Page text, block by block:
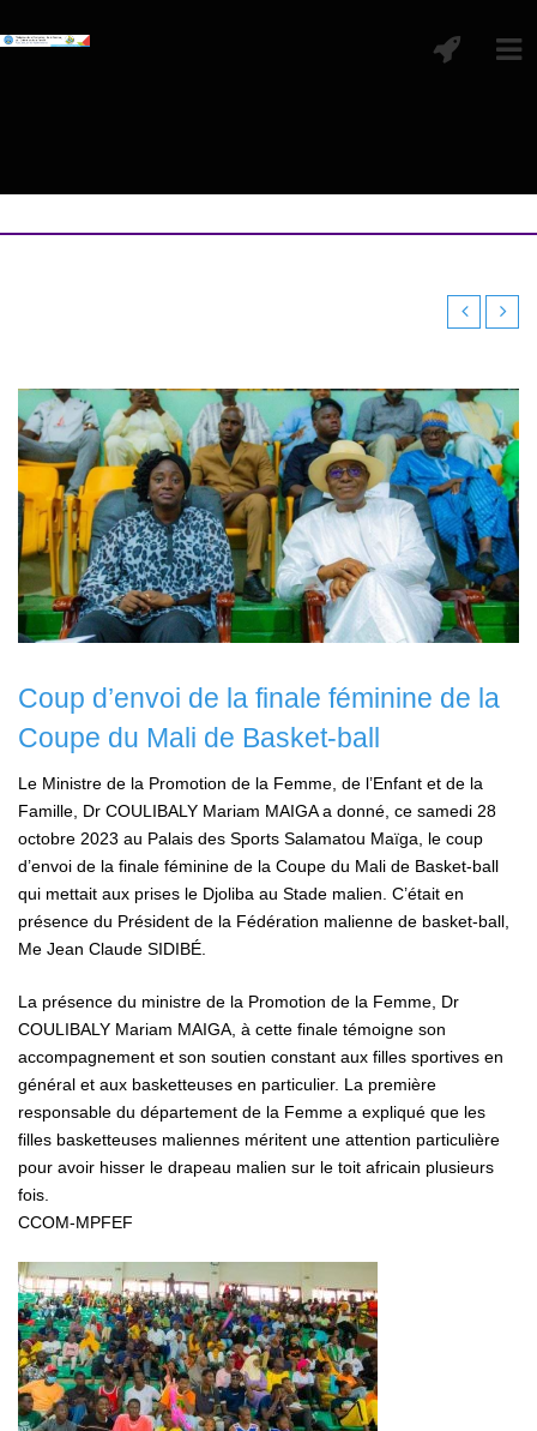
Coup d’envoi de la finale féminine de la
Coupe du Mali de Basket-ball
Le Ministre de la Promotion de la Femme, de l’Enfant et de la
Famille, Dr COULIBALY Mariam MAIGA a donné, ce samedi 28
octobre 2023 au Palais des Sports Salamatou Maïga, le coup
d’envoi de la finale féminine de la Coupe du Mali de Basket-ball
qui mettait aux prises le Djoliba au Stade malien. C’était en
présence du Président de la Fédération malienne de basket-ball,
Me Jean Claude SIDIBÉ.
La présence du ministre de la Promotion de la Femme, Dr
COULIBALY Mariam MAIGA, à cette finale témoigne son
accompagnement et son soutien constant aux filles sportives en
général et aux basketteuses en particulier. La première
responsable du département de la Femme a expliqué que les
filles basketteuses maliennes méritent une attention particulière
pour avoir hisser le drapeau malien sur le toit africain plusieurs
fois.
CCOM-MPFEF